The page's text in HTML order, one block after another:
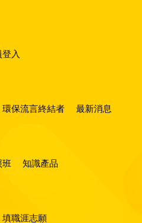
入
環保流言終結者 最新消息
班 知識產品
填職涯志願